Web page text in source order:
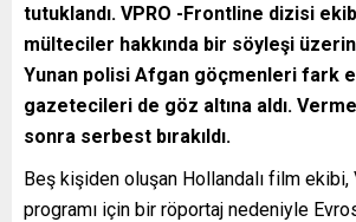
tutuklandı. VPRO -Frontline dizisi
mülteciler hakkında bir söyleşi
Yunan polisi Afgan göçmenleri fark
gazetecileri de göz altına aldı.
sonra serbest bırakıldı.
Beş kişiden oluşan Hollandalı film ekibi,
programı için bir röportaj nedeniyle